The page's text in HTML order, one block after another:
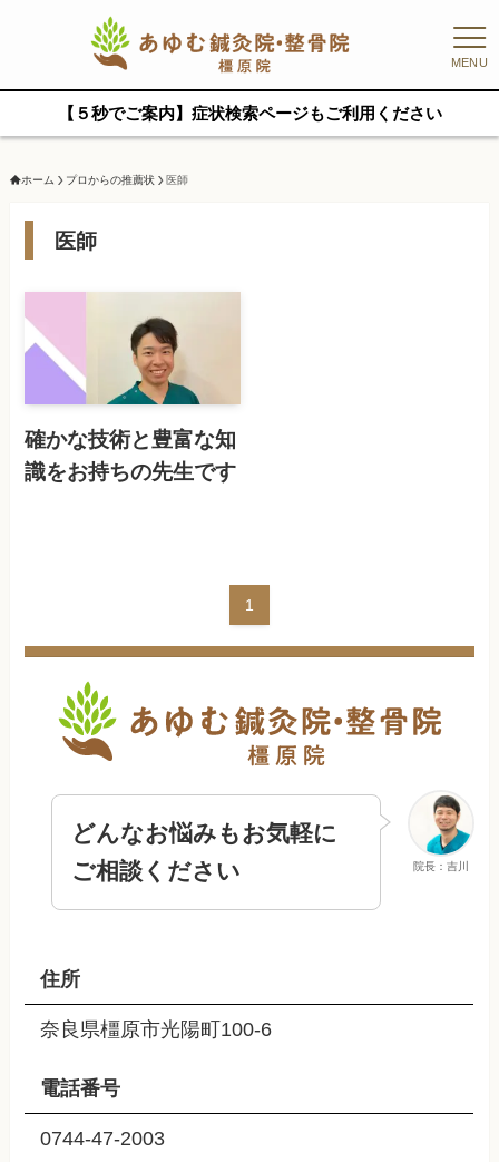
MENU
【５秒でご案内】症状検索ページもご利用ください
ホーム プロからの推薦状 医師
医師
確かな技術と豊富な知
識をお持ちの先生です
1
院長：吉川
どんなお悩みもお気軽に
ご相談ください
住所
奈良県橿原市光陽町100-6
電話番号
0744-47-2003